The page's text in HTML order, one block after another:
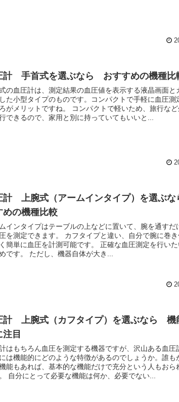
計 手首式を選ぶなら おすすめの機種比
の血圧計は、測定結果の血圧値を表示する液晶画面と
た小型タイプのものです。コンパクトで手軽に血圧測
ットですね。 コンパクトで軽いため、旅行など外出時に
できるので、家用と別に持っていてもいいと...
計 上腕式（アームインタイプ）を選ぶ
めの機種比較
インタイプはテーブルの上などに置いて、腕を通すだ
を測定できます。 カフタイプと違い、自分で腕に巻き
に血圧を計測可能です。 正確な血圧測定を行いたい人にお
すすめです。 ただし、機器自体が大き...
計 上腕式（カフタイプ）を選ぶなら 機
目
はもちろん血圧を測定する機器ですが、沢山ある血圧
は機能的にどのような特徴があるのでしょうか。誰も
能もあれば、基本的な機能だけで充分という人もおら
ょう。 自分にとって必要な機能は何か、必要でない...